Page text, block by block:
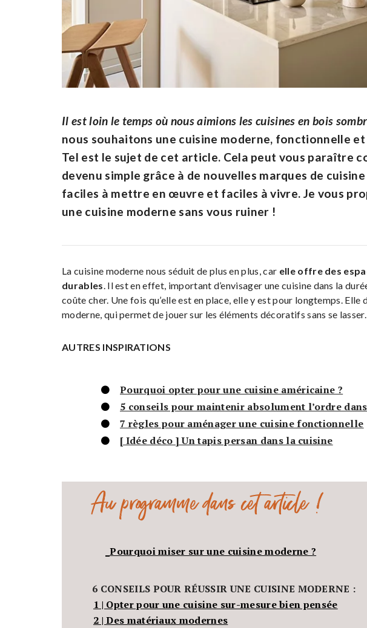
Il est loin le temps où nous aimions les cuisines en bois
nous souhaitons une cuisine moderne, fonctionnelle
Tel est le sujet de cet article. Cela peut vous paraître
devenu simple grâce à de nouvelles marques de
faciles à mettre en œuvre et faciles à vivre. Je vous
une cuisine moderne sans vous ruiner !
La cuisine moderne nous séduit de plus en plus, car elle offre des
durables. Il est en effet, important d’envisager une cuisine dans la
coûte cher. Une fois qu’elle est en place, elle y est pour longtemps.
moderne, qui permet de jouer sur les éléments décoratifs sans se lasser.
AUTRES INSPIRATIONS
Pourquoi opter pour une cuisine américaine ?
5 conseils pour maintenir absolument l’ordre
7 règles pour aménager une cuisine fonctionnelle
[ Idée déco ] Un tapis persan dans la cuisine
Au programme dans cet article !
_Pourquoi miser sur une cuisine moderne ?
6 CONSEILS POUR RÉUSSIR UNE CUISINE MODERNE :
1 | Opter pour une cuisine sur-mesure bien pensée
2 | Des matériaux modernes